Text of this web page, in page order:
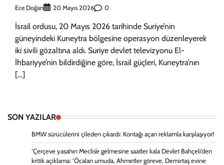
Ece Doğan 20 Mayıs 2026 0
İsrail ordusu, 20 Mayıs 2026 tarihinde Suriye’nin
güneyindeki Kuneytra bölgesine operasyon düzenleyerek
iki sivili gözaltına aldı. Suriye devlet televizyonu El-
İhbariyye’nin bildirdiğine göre, İsrail güçleri, Kuneytra’nın
[…]
SON YAZILAR
BMW sürücülerini çileden çıkardı: Kontağı açan reklamla karşılaşıyor!
‘Çerçeve yasa’nın Meclis’e gelmesine saatler kala Devlet Bahçeli’den
kritik açıklama: ‘Öcalan umuda, Ahmetler göreve, Demirtaş evine